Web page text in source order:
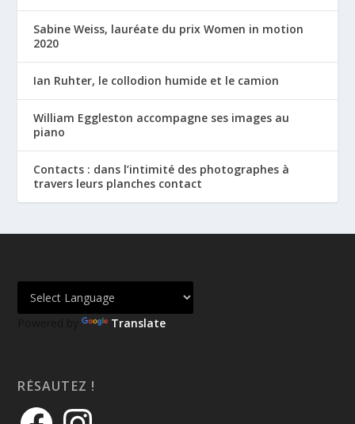
Sabine Weiss, lauréate du prix Women in motion
2020
Ian Ruhter, le collodion humide et le camion
William Eggleston accompagne ses images au
piano
Contacts : dans l’intimité des photographes à
travers leurs planches contact
Powered by Translate
RÉSAUTEZ !